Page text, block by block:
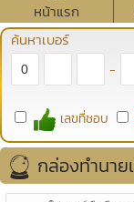
หน้าแรก
ค้นหาเบอร์
-
เลขที่ชอบ
กล่องทำนาย